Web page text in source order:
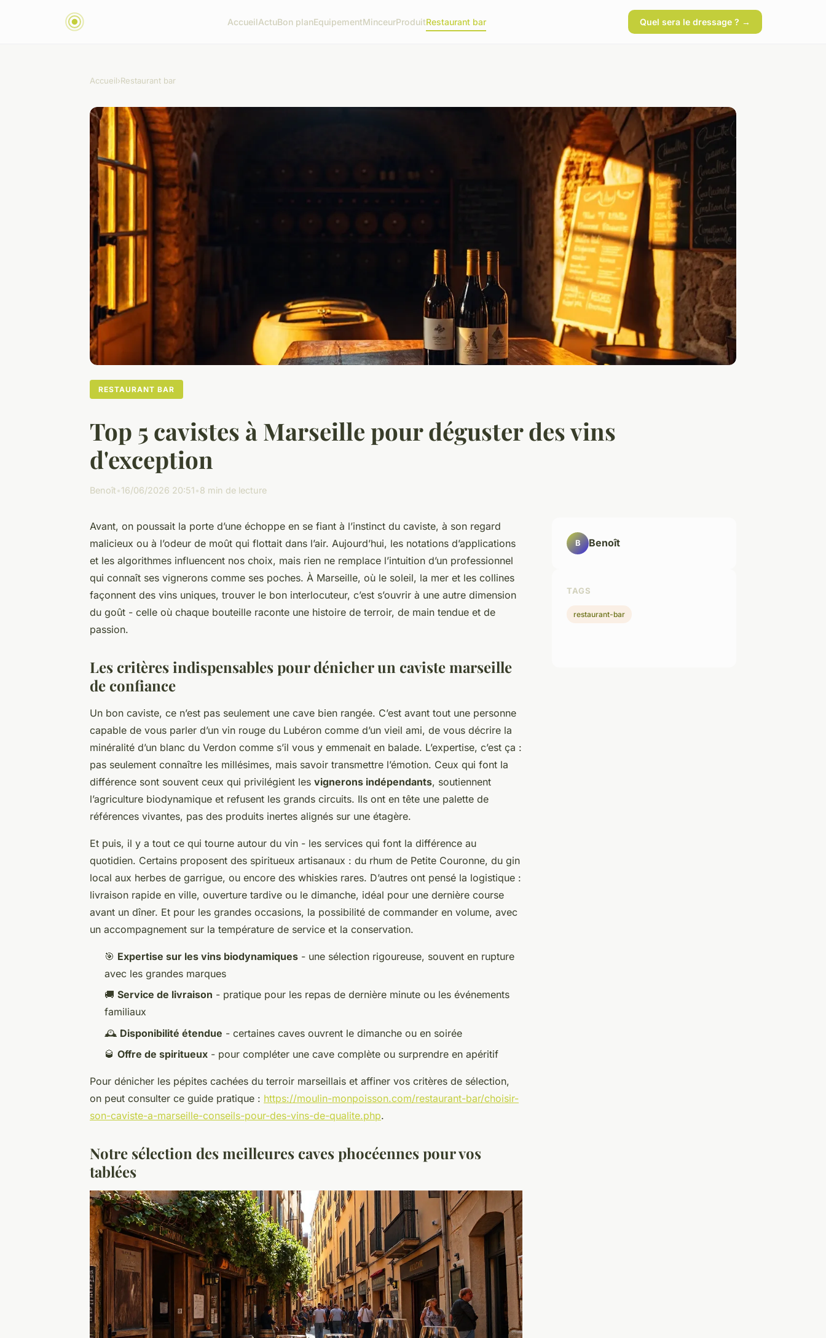
AccueilActuBon planEquipementMinceurProduitRestaurant bar Quel sera le dressage ? →
Accueil›Restaurant bar
RESTAURANT BAR
Top 5 cavistes à Marseille pour déguster des vins
d'exception
Benoît•16/06/2026 20:51•8 min de lecture
Avant, on poussait la porte d’une échoppe en se fiant à l’instinct du caviste, à son regard
malicieux ou à l’odeur de moût qui flottait dans l’air. Aujourd’hui, les notations d’applications
et les algorithmes influencent nos choix, mais rien ne remplace l’intuition d’un professionnel
qui connaît ses vignerons comme ses poches. À Marseille, où le soleil, la mer et les collines
façonnent des vins uniques, trouver le bon interlocuteur, c’est s’ouvrir à une autre dimension
du goût - celle où chaque bouteille raconte une histoire de terroir, de main tendue et de
passion.
Les critères indispensables pour dénicher un caviste marseille
de confiance
Un bon caviste, ce n’est pas seulement une cave bien rangée. C’est avant tout une personne
capable de vous parler d’un vin rouge du Lubéron comme d’un vieil ami, de vous décrire la
minéralité d’un blanc du Verdon comme s’il vous y emmenait en balade. L’expertise, c’est ça :
pas seulement connaître les millésimes, mais savoir transmettre l’émotion. Ceux qui font la
différence sont souvent ceux qui privilégient les vignerons indépendants, soutiennent
l’agriculture biodynamique et refusent les grands circuits. Ils ont en tête une palette de
références vivantes, pas des produits inertes alignés sur une étagère.
Et puis, il y a tout ce qui tourne autour du vin - les services qui font la différence au
quotidien. Certains proposent des spiritueux artisanaux : du rhum de Petite Couronne, du gin
local aux herbes de garrigue, ou encore des whiskies rares. D’autres ont pensé la logistique :
livraison rapide en ville, ouverture tardive ou le dimanche, idéal pour une dernière course
avant un dîner. Et pour les grandes occasions, la possibilité de commander en volume, avec
un accompagnement sur la température de service et la conservation.
🎯 Expertise sur les vins biodynamiques - une sélection rigoureuse, souvent en rupture
avec les grandes marques
🚚 Service de livraison - pratique pour les repas de dernière minute ou les événements
familiaux
🕰️ Disponibilité étendue - certaines caves ouvrent le dimanche ou en soirée
🥃 Offre de spiritueux - pour compléter une cave complète ou surprendre en apéritif
Pour dénicher les pépites cachées du terroir marseillais et affiner vos critères de sélection,
on peut consulter ce guide pratique : https://moulin-monpoisson.com/restaurant-bar/choisir-
son-caviste-a-marseille-conseils-pour-des-vins-de-qualite.php.
Notre sélection des meilleures caves phocéennes pour vos
tablées
B Benoît
TAGS
restaurant-bar